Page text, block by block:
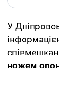
У
ножем